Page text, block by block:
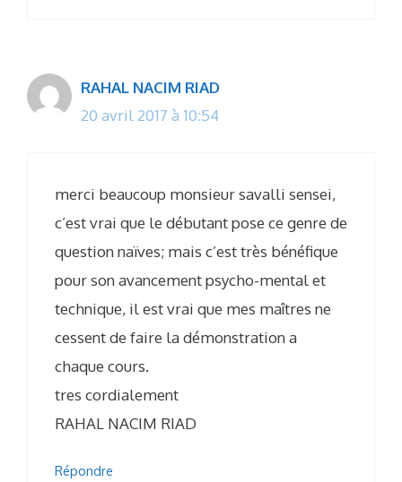
RAHAL NACIM RIAD
20 avril 2017 à 10:54
merci beaucoup monsieur savalli sensei,
c’est vrai que le débutant pose ce genre de
question naïves; mais c’est très bénéfique
pour son avancement psycho-mental et
technique, il est vrai que mes maîtres ne
cessent de faire la démonstration a
chaque cours.
tres cordialement
RAHAL NACIM RIAD
Répondre